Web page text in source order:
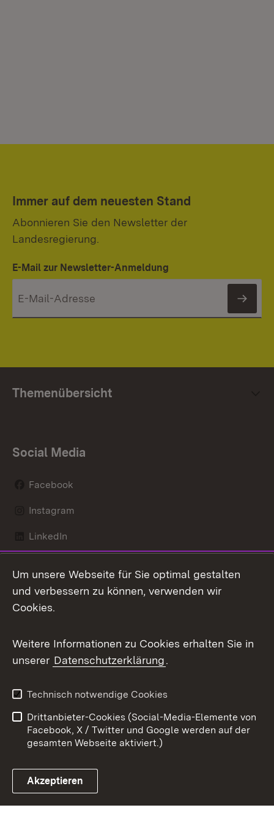
Immer auf dem neuesten Stand
Abonnieren Sie den Newsletter der
Landesregierung.
E-Mail zur Newsletter-Anmeldung
Themenübersicht
Social Media
Facebook
Instagram
LinkedIn
X / Twitter
Youtube
Link zum Landesportal
Kontakt
Datenschutz
Barrierefreiheit
Impressum
Cookies
Um unsere Webseite für Sie optimal gestalten
und verbessern zu können, verwenden wir
Cookies.
Weitere Informationen zu Cookies erhalten Sie in
unserer Datenschutzerklärung.
Technisch notwendige Cookies
Drittanbieter-Cookies (Social-Media-Elemente von
Facebook, X / Twitter und Google werden auf der
gesamten Webseite aktiviert.)
Akzeptieren